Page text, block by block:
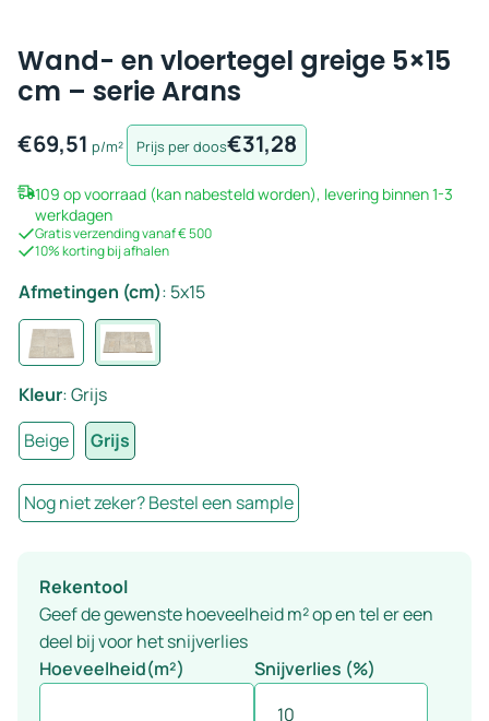
Wand- en vloertegel greige 5×15
cm – serie Arans
€69,51 p/m² Prijs per doos€31,28
109 op voorraad (kan nabesteld worden), levering binnen 1-3
werkdagen
Gratis verzending vanaf € 500
10% korting bij afhalen
Afmetingen (cm): 5x15
Kleur:Grijs
Beige
Grijs
Nog niet zeker? Bestel een sample
Rekentool
Geef de gewenste hoeveelheid m² op en tel er een
deel bij voor het snijverlies
Hoeveelheid(m²)
Snijverlies (%)